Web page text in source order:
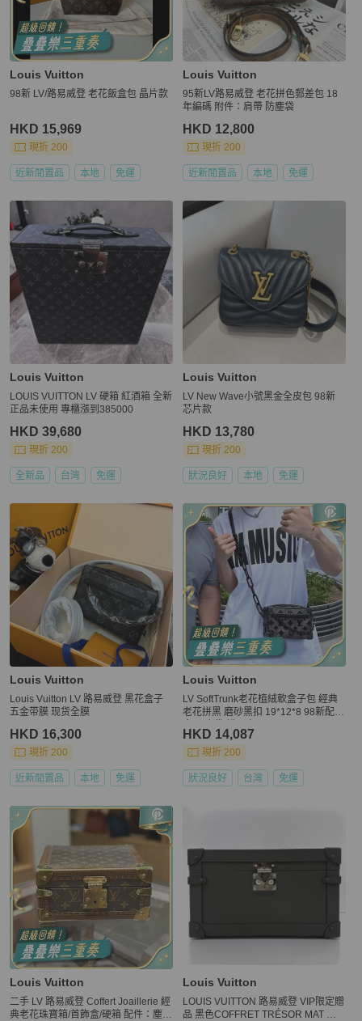
Louis Vuitton
98新 LV/路易威登 老花飯盒包 晶片款
HKD 15,969
現折 200
近新閒置品 本地 免運
Louis Vuitton
95新LV路易威登 老花拼色郵差包 18
年編碼 附件：肩帶 防塵袋
HKD 12,800
現折 200
近新閒置品 本地 免運
Louis Vuitton
LOUIS VUITTON LV 硬箱 紅酒箱 全新
正品未使用 專櫃漲到385000
HKD 39,680
現折 200
全新品 台灣 免運
Louis Vuitton
LV New Wave小號黑金全皮包 98新
芯片款
HKD 13,780
現折 200
狀況良好 本地 免運
Louis Vuitton
Louis Vuitton LV 路易威登 黑花盒子
五金带膜 现货全膜
HKD 16,300
現折 200
近新閒置品 本地 免運
Louis Vuitton
LV SoftTrunk老花植絨軟盒子包 經典
老花拼黑 磨砂黑扣 19*12*8 98新配件
HKD 14,087
現折 200
狀況良好 台灣 免運
Louis Vuitton
二手 LV 路易威登 Coffert Joaillerie 經
典老花珠寶箱/首飾盒/硬箱 配件：塵袋
Louis Vuitton
LOUIS VUITTON 路易威登 VIP限定贈
品 黑色COFFRET TRÉSOR MAT 飾